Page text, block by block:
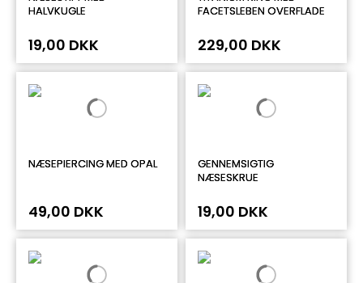
HALVKUGLE
19,00 DKK
FACETSLEBEN OVERFLADE
229,00 DKK
NÆSEPIERCING MED OPAL
49,00 DKK
GENNEMSIGTIG
NÆSESKRUE
19,00 DKK